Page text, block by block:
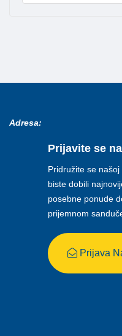
Adresa:
Prijavite se
Pridružite se
biste dobili
posebne ponude
prijemnom
Prijava